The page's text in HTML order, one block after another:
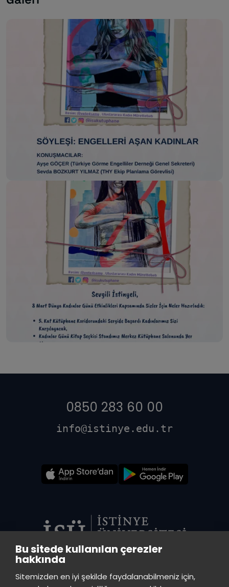
Bu sitede kullanılan çerezler
hakkında
Sitemizden en iyi şekilde faydalanabilmeniz için,
0850 283 60 00
info@istinye.edu.tr